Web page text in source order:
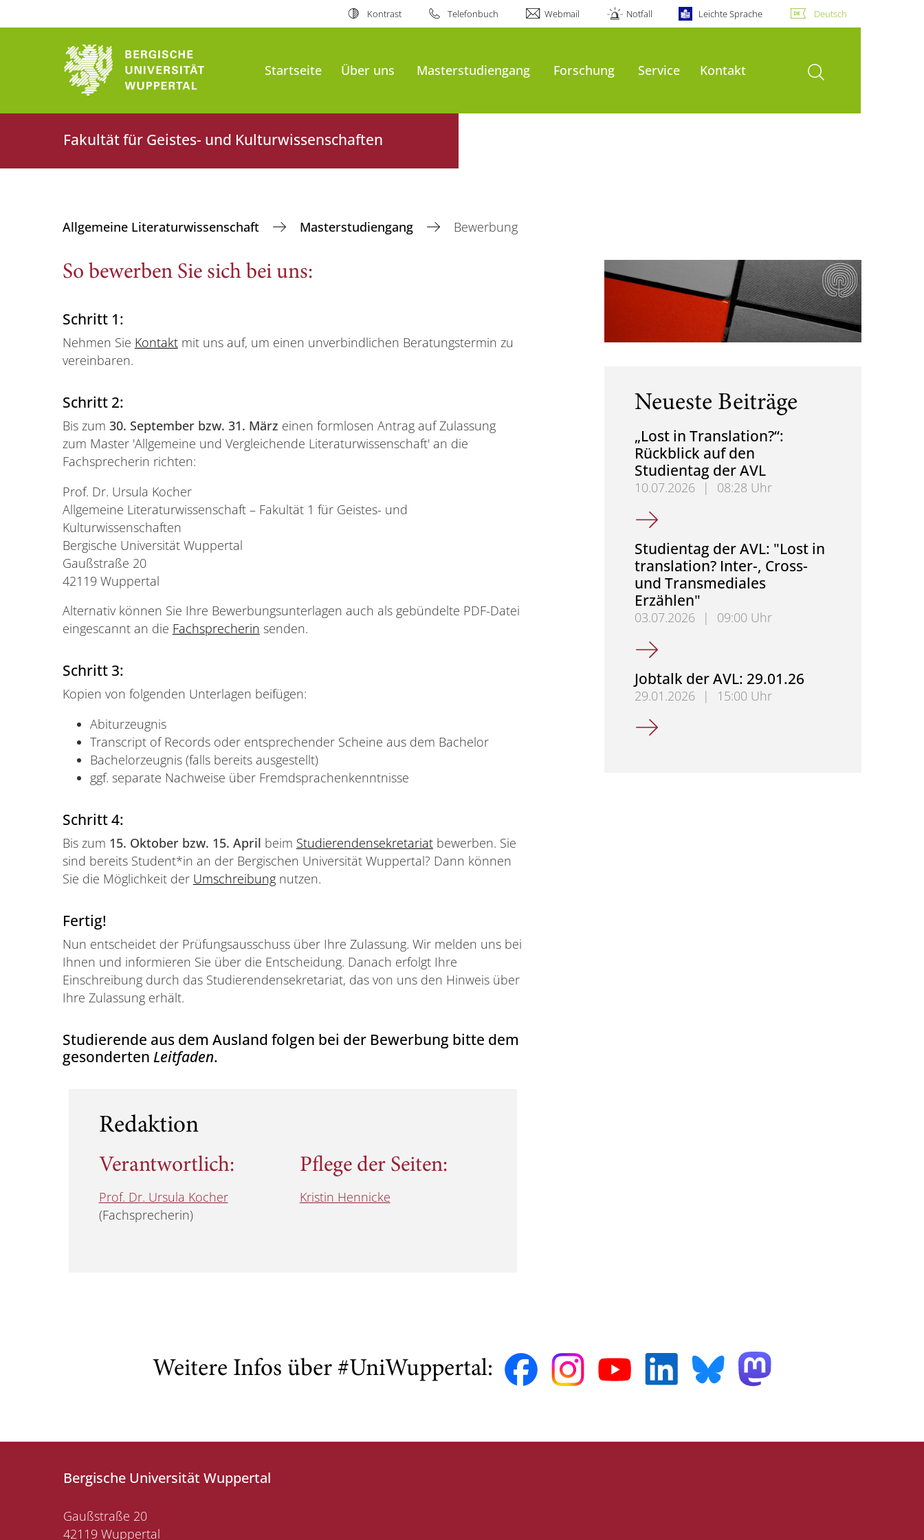
Kontrast Telefonbuch Webmail Notfall Leichte Sprache Deutsch
Startseite Über uns Masterstudiengang Forschung Service Kontakt Suche öffnen
Fakultät für Geistes- und Kulturwissenschaften
Allgemeine Literaturwissenschaft Masterstudiengang Bewerbung
So bewerben Sie sich bei uns:
Schritt 1:
Nehmen Sie Kontaktmit uns auf, um einen unverbindlichen Beratungstermin zu
vereinbaren.
Schritt 2:
Bis zum 30. September bzw. 31. März einen formlosen Antrag auf Zulassung
zum Master 'Allgemeine und Vergleichende Literaturwissenschaft' an die
Fachsprecherin richten:
Prof. Dr. Ursula Kocher
Allgemeine Literaturwissenschaft – Fakultät 1 für Geistes- und
Kulturwissenschaften
Bergische Universität Wuppertal
Gaußstraße 20
42119 Wuppertal
Alternativ können Sie Ihre Bewerbungsunterlagen auch als gebündelte PDF-Datei
eingescannt an die Fachsprecherin senden.
Schritt 3:
Kopien von folgenden Unterlagen beifügen:
Abiturzeugnis
Transcript of Records oder entsprechender Scheine aus dem Bachelor
Bachelorzeugnis (falls bereits ausgestellt)
ggf. separate Nachweise über Fremdsprachenkenntnisse
Schritt 4:
Bis zum 15. Oktober bzw. 15. April beim Studierendensekretariatbewerben. Sie
sind bereits Student*in an der Bergischen Universität Wuppertal? Dann können
Sie die Möglichkeit der Umschreibungnutzen.
Fertig!
Nun entscheidet der Prüfungsausschuss über Ihre Zulassung. Wir melden uns bei
Ihnen und informieren Sie über die Entscheidung. Danach erfolgt Ihre
Einschreibung durch das Studierendensekretariat, das von uns den Hinweis über
Ihre Zulassung erhält.
Studierende aus dem Ausland folgen bei der Bewerbung bitte dem
gesonderten Leitfaden.
Redaktion
Verantwortlich:
Prof. Dr. Ursula Kocher
(Fachsprecherin)
Pflege der Seiten:
Kristin Hennicke
Neueste Beiträge
„Lost in Translation?“:
Rückblick auf den
Studientag der AVL
10.07.2026 |
08:28 Uhr
„Lost in Translation?“: Rückblick auf den
Studientag der AVL: "Lost in
translation? Inter-, Cross-
und Transmediales
Erzählen"
03.07.2026 |
09:00 Uhr
Studientag der AVL: "Lost in translation? Inter-,
Jobtalk der AVL: 29.01.26
29.01.2026 |
15:00 Uhr
Jobtalk der AVL: 29.01.26
Weitere Infos über #UniWuppertal:
Bergische Universität Wuppertal
Gaußstraße 20
42119 Wuppertal